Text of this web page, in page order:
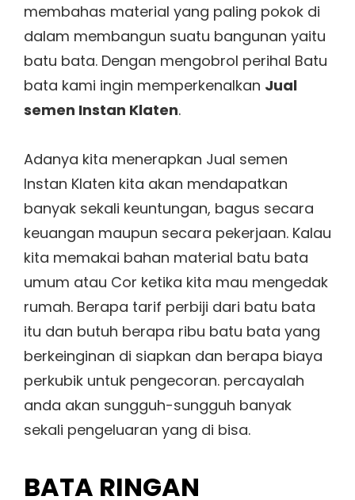
membahas material yang paling pokok di
dalam membangun suatu bangunan yaitu
batu bata. Dengan mengobrol perihal Batu
bata kami ingin memperkenalkan Jual
semen Instan Klaten.
Adanya kita menerapkan Jual semen
Instan Klaten kita akan mendapatkan
banyak sekali keuntungan, bagus secara
keuangan maupun secara pekerjaan. Kalau
kita memakai bahan material batu bata
umum atau Cor ketika kita mau mengedak
rumah. Berapa tarif perbiji dari batu bata
itu dan butuh berapa ribu batu bata yang
berkeinginan di siapkan dan berapa biaya
perkubik untuk pengecoran. percayalah
anda akan sungguh-sungguh banyak
sekali pengeluaran yang di bisa.
BATA RINGAN